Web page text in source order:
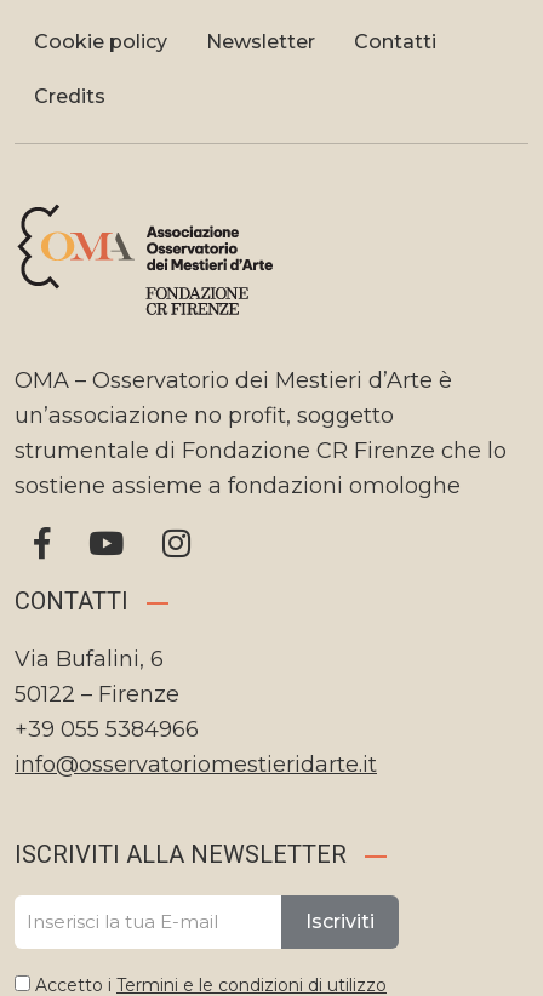
Cookie policy Newsletter Contatti
Credits
OMA – Osservatorio dei Mestieri d’Arte è
un’associazione no profit, soggetto
strumentale di Fondazione CR Firenze che lo
sostiene assieme a fondazioni omologhe
CONTATTI
Via Bufalini, 6
50122 – Firenze
+39 055 5384966
info@osservatoriomestieridarte.it
ISCRIVITI ALLA NEWSLETTER
Iscriviti
Accetto i Termini e le condizioni di utilizzo